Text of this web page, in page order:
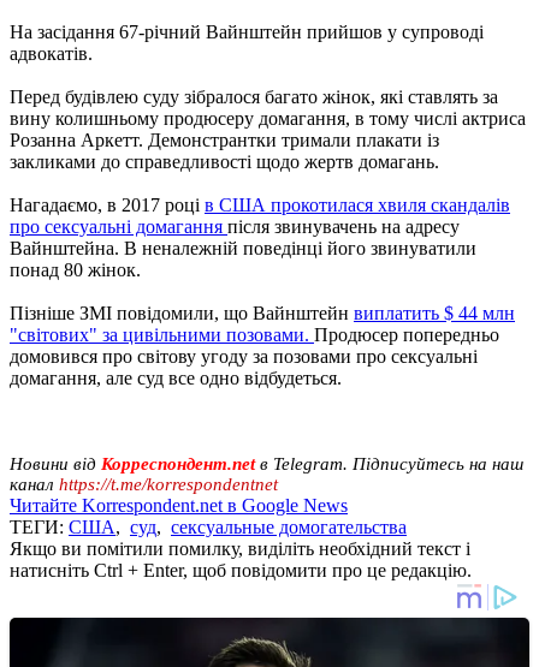
На засідання 67-річний Вайнштейн прийшов у супроводі
адвокатів.
Перед будівлею суду зібралося багато жінок, які ставлять за
вину колишньому продюсеру домагання, в тому числі актриса
Розанна Аркетт. Демонстрантки тримали плакати із
закликами до справедливості щодо жертв домагань.
Нагадаємо, в 2017 році в США прокотилася хвиля скандалів
про сексуальні домагання після звинувачень на адресу
Вайнштейна. В неналежній поведінці його звинуватили
понад 80 жінок.
Пізніше ЗМІ повідомили, що Вайнштейн виплатить $ 44 млн
"світових" за цивільними позовами. Продюсер попередньо
домовився про світову угоду за позовами про сексуальні
домагання, але суд все одно відбудеться.
Новини від Корреспондент.netв Telegram. Підписуйтесь на наш
канал https://t.me/korrespondentnet
Читайте Korrespondent.net в Google News
ТЕГИ: США, суд, сексуальные домогательства
Якщо ви помітили помилку, виділіть необхідний текст і
натисніть Ctrl + Enter, щоб повідомити про це редакцію.